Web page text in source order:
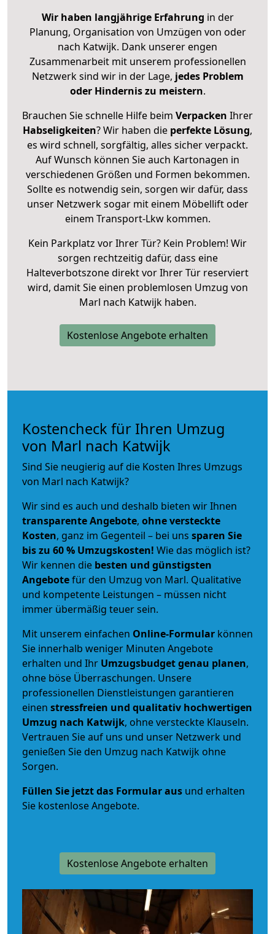
Wir haben langjährige Erfahrung in der
Planung, Organisation von Umzügen von oder
nach Katwijk. Dank unserer engen
Zusammenarbeit mit unserem professionellen
Netzwerk sind wir in der Lage, jedes Problem
oder Hindernis zu meistern.
Brauchen Sie schnelle Hilfe beim Verpacken Ihrer
Habseligkeiten? Wir haben die perfekte Lösung,
es wird schnell, sorgfältig, alles sicher verpackt.
Auf Wunsch können Sie auch Kartonagen in
verschiedenen Größen und Formen bekommen.
Sollte es notwendig sein, sorgen wir dafür, dass
unser Netzwerk sogar mit einem Möbellift oder
einem Transport-Lkw kommen.
Kein Parkplatz vor Ihrer Tür? Kein Problem! Wir
sorgen rechtzeitig dafür, dass eine
Halteverbotszone direkt vor Ihrer Tür reserviert
wird, damit Sie einen problemlosen Umzug von
Marl nach Katwijk haben.
Kostenlose Angebote erhalten
Kostencheck für Ihren Umzug
von Marl nach Katwijk
Sind Sie neugierig auf die Kosten Ihres Umzugs
von Marl nach Katwijk?
Wir sind es auch und deshalb bieten wir Ihnen
transparente Angebote, ohne versteckte
Kosten, ganz im Gegenteil – bei uns sparen Sie
bis zu 60 % Umzugskosten! Wie das möglich ist?
Wir kennen die besten und günstigsten
Angebotefür den Umzug von Marl. Qualitative
und kompetente Leistungen – müssen nicht
immer übermäßig teuer sein.
Mit unserem einfachen Online-Formular können
Sie innerhalb weniger Minuten Angebote
erhalten und Ihr Umzugsbudgetgenau planen,
ohne böse Überraschungen. Unsere
professionellen Dienstleistungen garantieren
einen stressfreien und qualitativ hochwertigen
Umzug nach Katwijk, ohne versteckte Klauseln.
Vertrauen Sie auf uns und unser Netzwerk und
genießen Sie den Umzug nach Katwijk ohne
Sorgen.
Füllen Sie jetzt das Formular aus und erhalten
Sie kostenlose Angebote.
Kostenlose Angebote erhalten